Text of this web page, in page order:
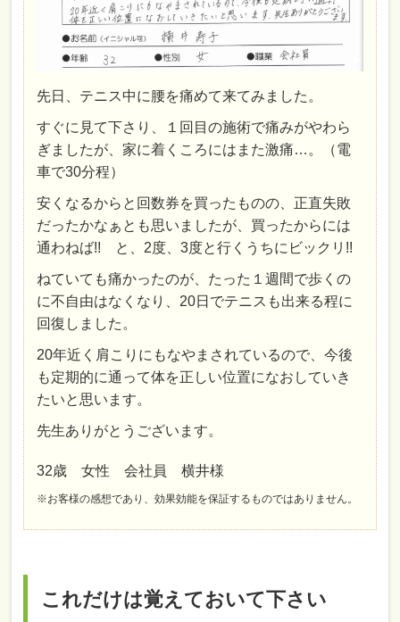
先日、テニス中に腰を痛めて来てみました。
すぐに見て下さり、１回目の施術で痛みがやわら
ぎましたが、家に着くころにはまた激痛…。（電
車で30分程）
安くなるからと回数券を買ったものの、正直失敗
だったかなぁとも思いましたが、買ったからには
通わねば!! と、2度、3度と行くうちにビックリ!!
ねていても痛かったのが、たった１週間で歩くの
に不自由はなくなり、20日でテニスも出来る程に
回復しました。
20年近く肩こりにもなやまされているので、今後
も定期的に通って体を正しい位置になおしていき
たいと思います。
先生ありがとうございます。
32歳 女性 会社員 横井様
※お客様の感想であり、効果効能を保証するものではありません。
これだけは覚えておいて下さい